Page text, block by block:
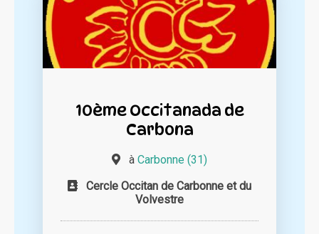
10ème Occitanada de
Carbona
à Carbonne (31)
Cercle Occitan de Carbonne et du
Volvestre